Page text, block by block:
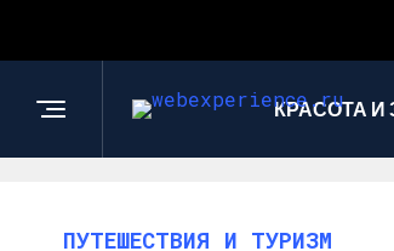
КРАСОТА И
ПУТЕШЕСТВИЯ И ТУРИЗМ